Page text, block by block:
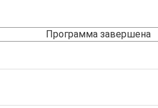
Программа завершена